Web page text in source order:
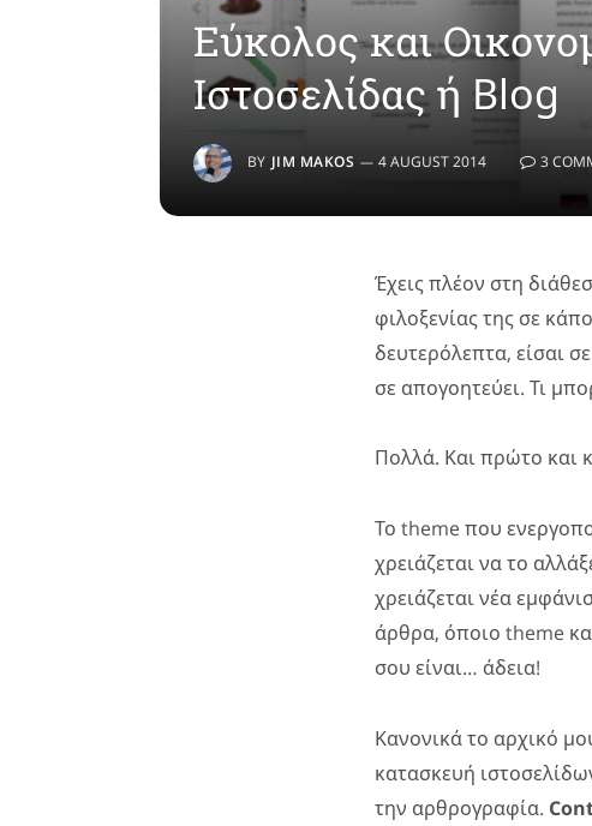
Εύκολος και
Ιστοσελίδας ή Blog
BY JIM MAKOS 4 AUGUST 2014 3
Έχεις πλέον στη
φιλοξενίας της σε
δευτερόλεπτα, είσαι
σε απογοητεύει. Τι
Πολλά. Και πρώτο και
Το theme που
χρειάζεται να το
χρειάζεται νέα
άρθρα, όποιο theme
σου είναι… άδεια!
Κανονικά το αρχικό
κατασκευή
την αρθρογραφία.